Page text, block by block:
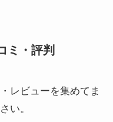
ミ・評判
レビューを集めてま
い。